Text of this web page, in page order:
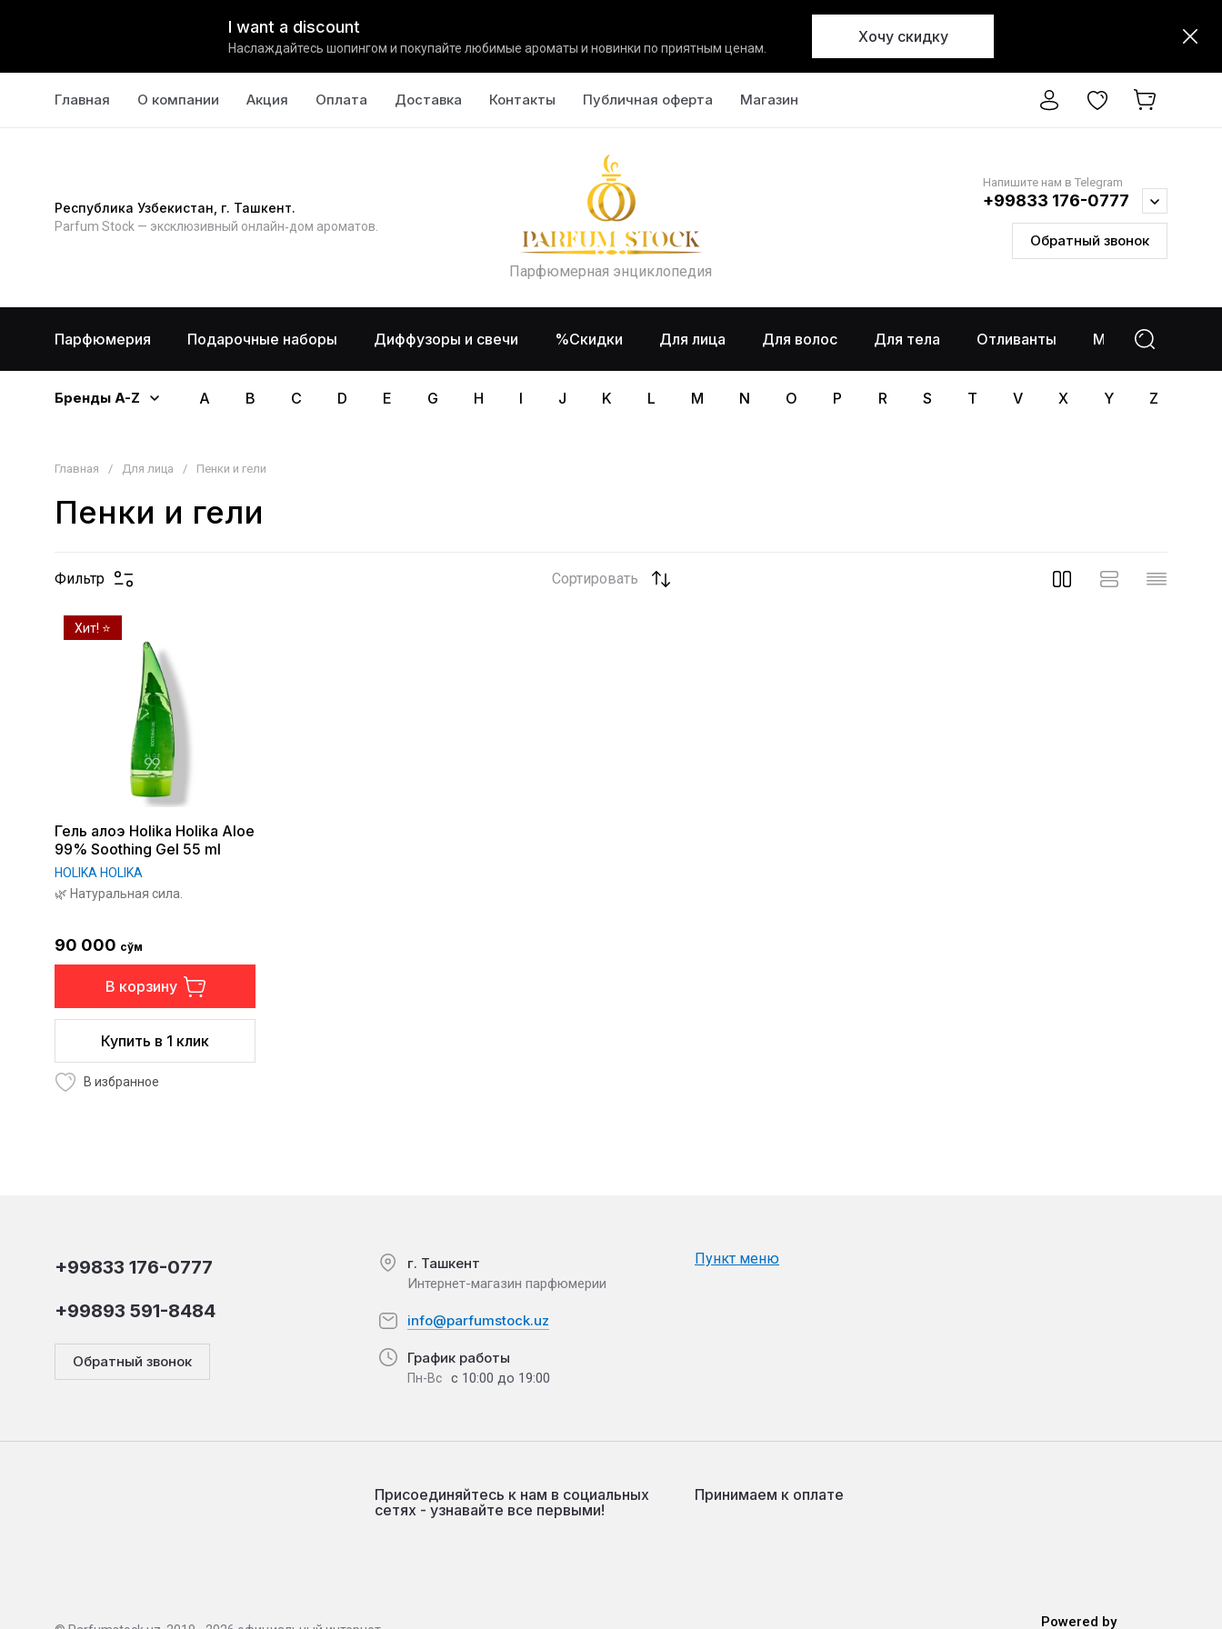
I want a discount
Наслаждайтесь шопингом и покупайте любимые ароматы и новинки по приятным ценам.
Хочу скидку
Главная О компании Акция Оплата Доставка Контакты Публичная оферта Магазин
Парфюмерная энциклопедия
Республика Узбекистан, г. Ташкент.
Parfum Stock — эксклюзивный онлайн‑дом ароматов.
Напишите нам в Telegram
+99833 176-0777
Обратный звонок
Парфюмерия Подарочные наборы Диффузоры и свечи %Скидки Для лица Для волос Для тела Отливанты Макияж
Бренды A-Z A B C D E G H I J K L M N O P R S T V X Y Z
Главная / Для лица / Пенки и гели
Пенки и гели
Фильтр Сортировать
Хит! ⭐️
Гель алоэ Holika Holika Aloe
99% Soothing Gel 55 ml
HOLIKA HOLIKA
🌿 Натуральная сила.
90 000 сўм
В корзину
Купить в 1 клик
В избранное
+99833 176-0777
+99893 591-8484
Обратный звонок
г. Ташкент
Интернет-магазин парфюмерии
info@parfumstock.uz
График работы
Пн-Вс с 10:00 до 19:00
Пункт меню
Присоединяйтесь к нам в социальных
сетях - узнавайте все первыми!
Принимаем к оплате
Powered by